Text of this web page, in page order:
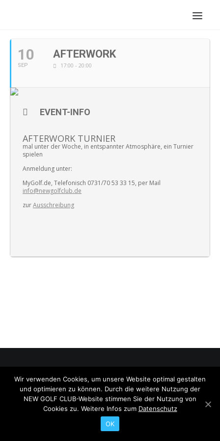
Search
10
SEP
AFTERWORK
17:00 - 20:00
EVENT-INFO
AFTERWORK TURNIER
mal unter der Woche, in entspannter Atmosphäre, ein Turnier
spielen
Anmeldung unter:
MyGolf.de, Telefonisch 0731/70 53 33 15, per Mail
info@newgolfclub.de
zurAusschreibung
© 2026 NEW GOLF CLUB. All rights reserved
Wir verwenden Cookies, um unsere Website optimal gestalten
und optimieren zu können. Durch die weitere Nutzung der
NEW GOLF CLUB-Website stimmen Sie der Nutzung von
Cookies zu. Weitere Infos zum Datenschutz
OK